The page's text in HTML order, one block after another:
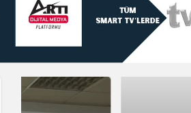
Gündüz Modu
Gündüz modunu seçin.
Gece modunu seçin.